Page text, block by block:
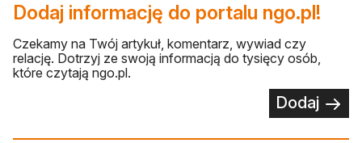
Dodaj informację do portalu ngo.pl!
Czekamy na Twój artykuł, komentarz, wywiad czy
relację. Dotrzyj ze swoją informacją do tysięcy osób,
które czytają ngo.pl.
Dodaj